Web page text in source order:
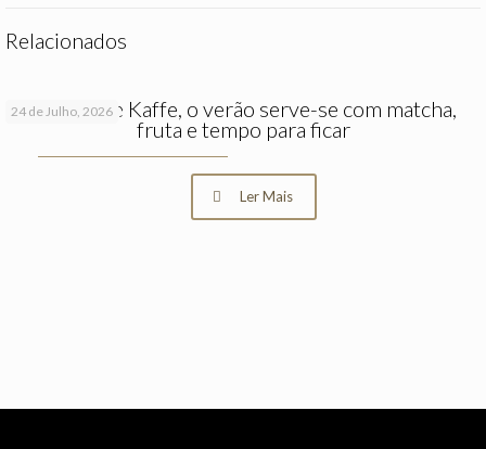
Relacionados
24 de Julho, 2026
No Hygge Kaffe, o verão serve-se com matcha,
fruta e tempo para ficar
Ler Mais